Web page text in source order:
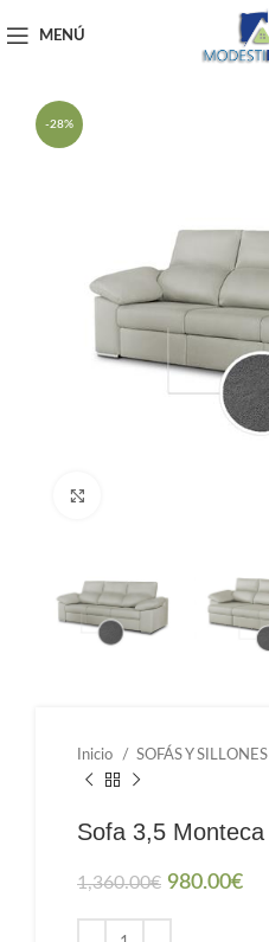
MENÚ
-28%
Inicio SOFÁS Y SILLONES
Sofa 3,5 Monteca
1,360.00€ 980.00€